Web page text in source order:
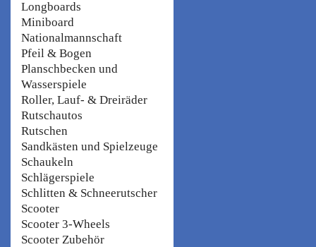
Longboards
Miniboard
Nationalmannschaft
Pfeil & Bogen
Planschbecken und
Wasserspiele
Roller, Lauf- & Dreiräder
Rutschautos
Rutschen
Sandkästen und Spielzeuge
Schaukeln
Schlägerspiele
Schlitten & Schneerutscher
Scooter
Scooter 3-Wheels
Scooter Zubehör